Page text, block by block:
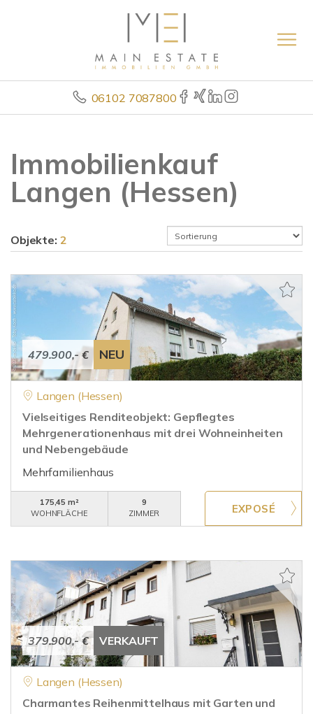
06102 7087800
Immobilienkauf
Langen (Hessen)
Objekte: 2
479.900,- € NEU
Langen (Hessen)
Vielseitiges Renditeobjekt: Gepflegtes
Mehrgenerationenhaus mit drei Wohneinheiten
und Nebengebäude
Mehrfamilienhaus
175,45 m²
WOHNFLÄCHE
9
ZIMMER
379.900,- € VERKAUFT
Langen (Hessen)
Charmantes Reihenmittelhaus mit Garten und